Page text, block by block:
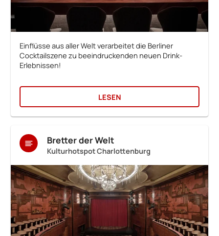
Einflüsse aus aller Welt verarbeitet die Berliner
Cocktailszene zu beeindruckenden neuen Drink-
Erlebnissen!
LESEN
Bretter der Welt
Kulturhotspot Charlottenburg